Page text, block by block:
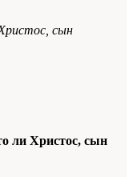
сын
ли Христос, сын